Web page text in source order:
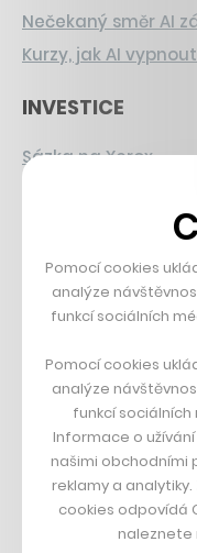
Nečekaný směr AI
Kurzy, jak AI vypnout
INVESTICE
Sázka na Xerox
Burzovní eldorádo
PŘÍBĚHY Z
Boční projekt, co
Francouzský
Dva golfisti, co
DESIGN
Bomma není tichá
Originální hodinky
Pomocí cookies
analýze
funkcí sociálních
Pomocí cookies
analýze
funkcí sociálních
Informace o
našimi obchodními
reklamy a
cookies odpovídá
naleznete